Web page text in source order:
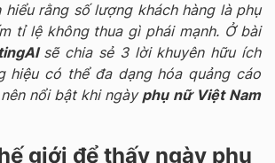
hiểu rằng số lượng khách hàng là phụ
tỉ lệ không thua gì phái mạnh. Ở bài
sẽ chia sẻ 3 lời khuyên hữu ích
hiệu có thể đa dạng hóa quảng cáo
nổi bật khi ngày phụ nữ Việt Nam
giới để thấy ngày phụ